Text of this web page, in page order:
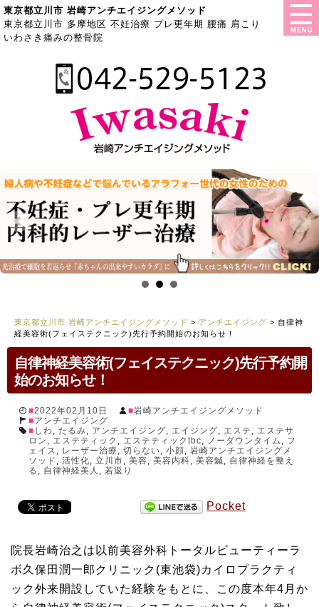
東京都立川市 岩崎アンチエイジングメソッド
東京都立川市 多摩地区 不妊治療 プレ更年期 腰痛 肩こり
いわさき痛みの整骨院
東京都立川市 岩崎アンチエイジングメソッド > アンチエイジング > 自律神
経美容術(フェイステクニック)先行予約開始のお知らせ！
自律神経美容術(フェイステクニック)先行予約開
始のお知らせ！
2022年02月10日
岩崎アンチエイジングメソッド
アンチエイジング
しわ, たるみ, アンチエイジング, エイジング, エステ , エステサ
ロン , エステティック , エステティックtbc, ノーダウンタイム , フ
ェイス , レーザー治療, 切らない, 小顔, 岩崎アンチエイジングメ
ソッド , 活性化, 立川市, 美容, 美容内科, 美容鍼, 自律神経を整え
る , 自律神経美人 , 若返り
Pocket
院長岩崎治之は以前美容外科トータルビューティーラ
ボ久保田潤一郎クリニック(東池袋)カイロプラクティ
ック外来開設していた経験をもとに、この度本年4月か